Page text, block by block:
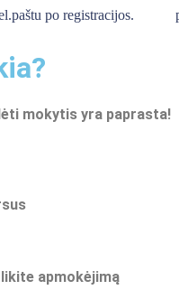
po registracijos.
mokytis yra paprasta!
apmokėjimą